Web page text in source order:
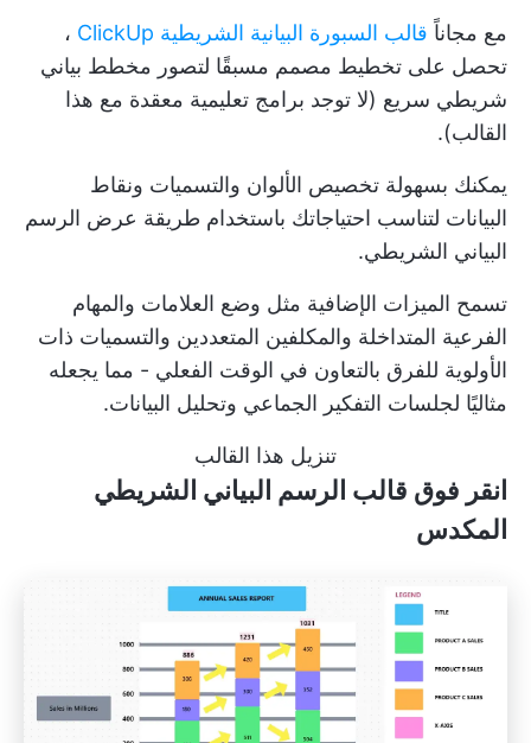
مع مجاناً قالب السبورة البيانية الشريطية ClickUp
،
تحصل على تخطيط مصمم مسبقًا لتصور مخطط بياني
شريطي سريع (لا توجد برامج تعليمية معقدة مع هذا
القالب).
يمكنك بسهولة تخصيص الألوان والتسميات ونقاط
البيانات لتناسب احتياجاتك باستخدام طريقة عرض الرسم
البياني الشريطي.
تسمح الميزات الإضافية مثل وضع العلامات والمهام
الفرعية المتداخلة والمكلفين المتعددين والتسميات ذات
الأولوية للفرق بالتعاون في الوقت الفعلي - مما يجعله
مثاليًا لجلسات التفكير الجماعي وتحليل البيانات.
تنزيل هذا القالب
انقر فوق قالب الرسم البياني الشريطي
المكدس